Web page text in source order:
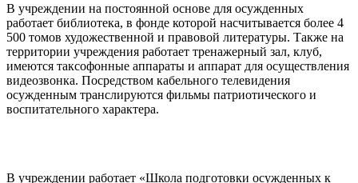
В учреждении на постоянной основе для осужденных
работает библиотека, в фонде которой насчитывается более 4
500 томов художественной и правовой литературы. Также на
территории учреждения работает тренажерный зал, клуб,
имеются таксофонные аппараты и аппарат для осуществления
видеозвонка. Посредством кабельного телевидения
осужденным транслируются фильмы патриотического и
воспитательного характера.
В учреждении работает «Школа подготовки осужденных к